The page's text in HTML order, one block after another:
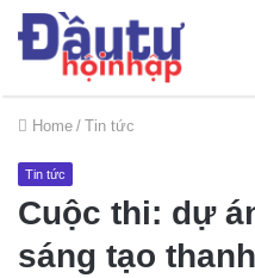
Home / Tin tức
Tin tức
Cuộc thi: dự
sáng tạo